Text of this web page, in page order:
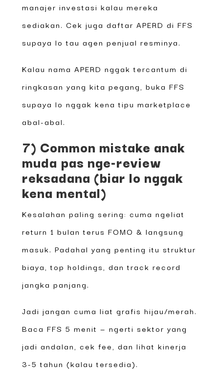
manajer investasi kalau mereka
sediakan. Cek juga daftar APERD di FFS
supaya lo tau agen penjual resminya.
Kalau nama APERD nggak tercantum di
ringkasan yang kita pegang, buka FFS
supaya lo nggak kena tipu marketplace
abal-abal.
7) Common mistake anak
muda pas nge-review
reksadana (biar lo nggak
kena mental)
Kesalahan paling sering: cuma ngeliat
return 1 bulan terus FOMO & langsung
masuk. Padahal yang penting itu struktur
biaya, top holdings, dan track record
jangka panjang.
Jadi jangan cuma liat grafis hijau/merah.
Baca FFS 5 menit — ngerti sektor yang
jadi andalan, cek fee, dan lihat kinerja
3-5 tahun (kalau tersedia).